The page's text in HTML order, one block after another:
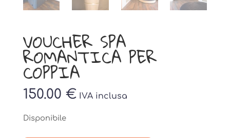
VOUCHER SPA
ROMANTICA PER
COPPIA
150.00 € IVA inclusa
Disponibile